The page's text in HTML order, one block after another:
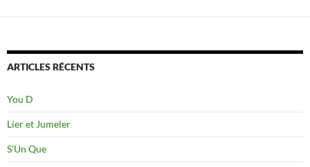
ARTICLES RÉCENTS
You D
Lier et Jumeler
S’Un Que